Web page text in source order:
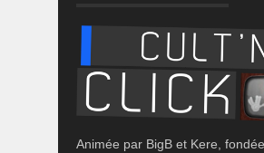
Animée par BigB et Kere,